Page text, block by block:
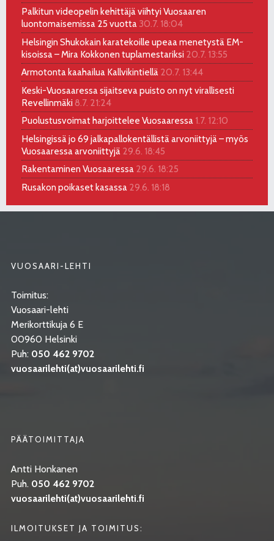
Palkitun videopelin kehittäjä viihtyi Vuosaaren
luontomaisemissa 25 vuotta 30.7. 18:04
Helsingin Shukokain karatekoille upeaa menetystä EM-
kisoissa – Mira Kokkonen tuplamestariksi 20.7. 13:55
Armotonta kaahailua Kallvikintiellä 20.7. 13:44
Keski-Vuosaaressa sijaitseva puisto on nyt virallisesti
Revellinmäki 8.7. 21:24
Puolustusvoimat harjoittelee Vuosaaressa 1.7. 12:10
Helsingissä jo 69 jalkapallokentällistä arvoniittyjä – myös
Vuosaaressa arvoniittyjä 29.6. 18:45
Rakentaminen Vuosaaressa 29.6. 18:25
Rusakon poikaset kasassa 29.6. 18:18
VUOSAARI-LEHTI
Toimitus:
Vuosaari-lehti
Merikorttikuja 6 E
00960 Helsinki
Puh: 050 462 9702
vuosaarilehti(at)vuosaarilehti.fi
PÄÄTOIMITTAJA
Antti Honkanen
Puh. 050 462 9702
vuosaarilehti(at)vuosaarilehti.fi
ILMOITUKSET JA TOIMITUS: